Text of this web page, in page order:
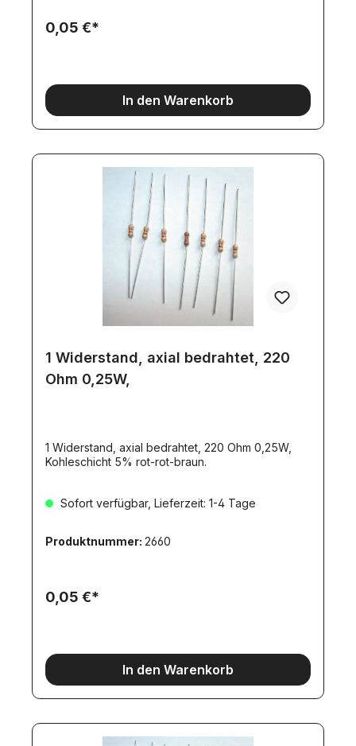
0,05 €*
In den Warenkorb
1 Widerstand, axial bedrahtet, 220
Ohm 0,25W,
1 Widerstand, axial bedrahtet, 220 Ohm 0,25W,
Kohleschicht 5% rot-rot-braun.
Sofort verfügbar, Lieferzeit: 1-4 Tage
Produktnummer: 2660
0,05 €*
In den Warenkorb